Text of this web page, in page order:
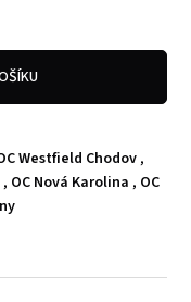
Westfield Chodov ,
, OC Nová Karolina , OC